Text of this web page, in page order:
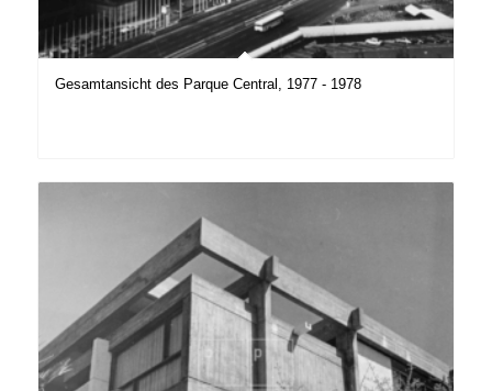
Gesamtansicht des Parque Central, 1977 - 1978